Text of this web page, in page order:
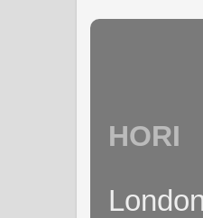
HORI